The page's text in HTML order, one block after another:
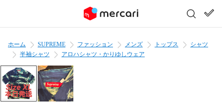
ホーム SUPREME ファッション メンズ トップス
シャツ
半袖シャツ
アロハシャツ・かりゆしウェア